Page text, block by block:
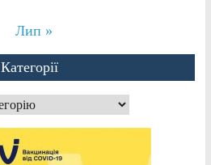
Лип »
Категорії